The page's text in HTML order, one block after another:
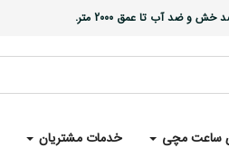
ضد آب تا عمق 2000 متر.
ساعت مچی خدمات مشتریان